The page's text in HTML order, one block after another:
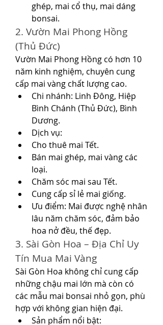
ghép, mai cổ thụ, mai dáng
bonsai.
2. Vườn Mai Phong Hồng
(Thủ Đức)
Vườn Mai Phong Hồng có hơn 10
năm kinh nghiệm, chuyên cung
cấp mai vàng chất lượng cao.
Chi nhánh: Linh Đông, Hiệp
Bình Chánh (Thủ Đức), Bình
Dương.
Dịch vụ:
Cho thuê mai Tết.
Bán mai ghép, mai vàng các
loại.
Chăm sóc mai sau Tết.
Cung cấp sỉ lẻ mai giống.
Ưu điểm: Mai được nghệ nhân
lâu năm chăm sóc, đảm bảo
hoa nở đều, thế đẹp.
3. Sài Gòn Hoa – Địa Chỉ Uy
Tín Mua Mai Vàng
Sài Gòn Hoa không chỉ cung cấp
những chậu mai lớn mà còn có
các mẫu mai bonsai nhỏ gọn, phù
hợp với không gian hiện đại.
Sản phẩm nổi bật: